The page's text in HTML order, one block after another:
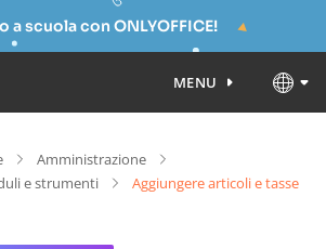
a scuola con ONLYOFFICE!
MENU
Amministrazione
e strumenti
Aggiungere articoli e tasse